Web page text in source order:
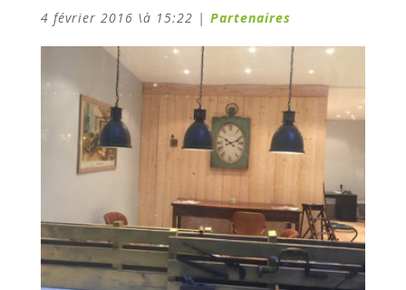
4 février 2016 \à 15:22 | Partenaires